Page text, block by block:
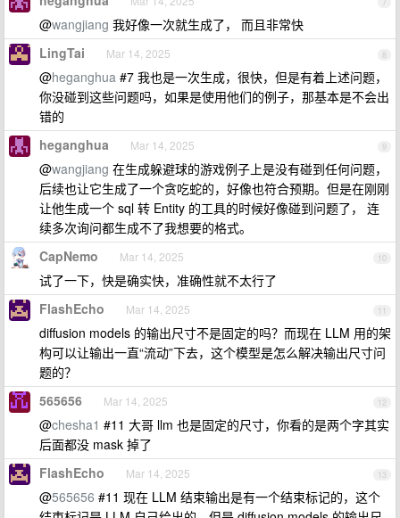
@wangjiang 我好像一次就生成了， 而且非常快
8
LingTai Mar 14, 2025
@heganghua #7 我也是一次生成，很快，但是有着上述问题，
你没碰到这些问题吗，如果是使用他们的例子，那基本是不会出
错的
9
heganghua Mar 14, 2025
@wangjiang 在生成躲避球的游戏例子上是没有碰到任何问题，
后续也让它生成了一个贪吃蛇的，好像也符合预期。但是在刚刚
让他生成一个 sql 转 Entity 的工具的时候好像碰到问题了， 连
续多次询问都生成不了我想要的格式。
10
CapNemo Mar 14, 2025
试了一下，快是确实快，准确性就不太行了
11
FlashEcho Mar 14, 2025
diffusion models 的输出尺寸不是固定的吗？而现在 LLM 用的架
构可以让输出一直“流动”下去，这个模型是怎么解决输出尺寸问
题的？
12
565656 Mar 14, 2025
@chesha1 #11 大哥 llm 也是固定的尺寸，你看的是两个字其实
后面都没 mask 掉了
13
FlashEcho Mar 14, 2025
@565656 #11 现在 LLM 结束输出是有一个结束标记的，这个